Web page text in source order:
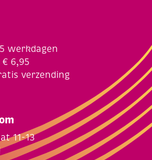
werkdagen
6,95
verzending
11-13